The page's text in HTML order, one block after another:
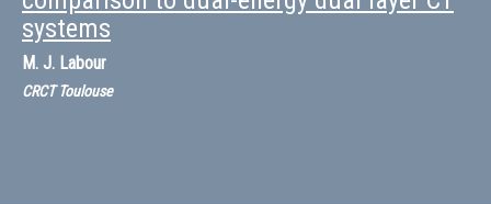
systems
M. J. Labour
CRCT Toulouse